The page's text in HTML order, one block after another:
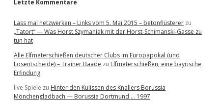
Letzte Kommentare
Lass mal netzwerken – Links vom 5. Mai 2015 – betonflüsterer zu
„Tatort“ — Was Horst Szymaniak mit der Horst-Schimanski-Gasse zu
tun hat
Alle Elfmeterschießen deutscher Clubs im Europapokal (und
Losentscheide) – Trainer Baade zu Elfmeterschießen, eine bayrische
Erfindung
live Spiele zu Hinter den Kulissen des Knallers Borussia
Mönchengladbach — Borussia Dortmund … 1997